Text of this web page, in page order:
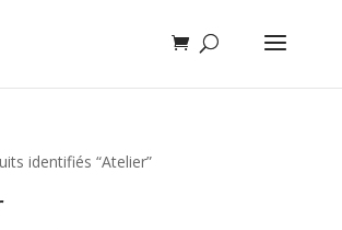
identifiés “Atelier”